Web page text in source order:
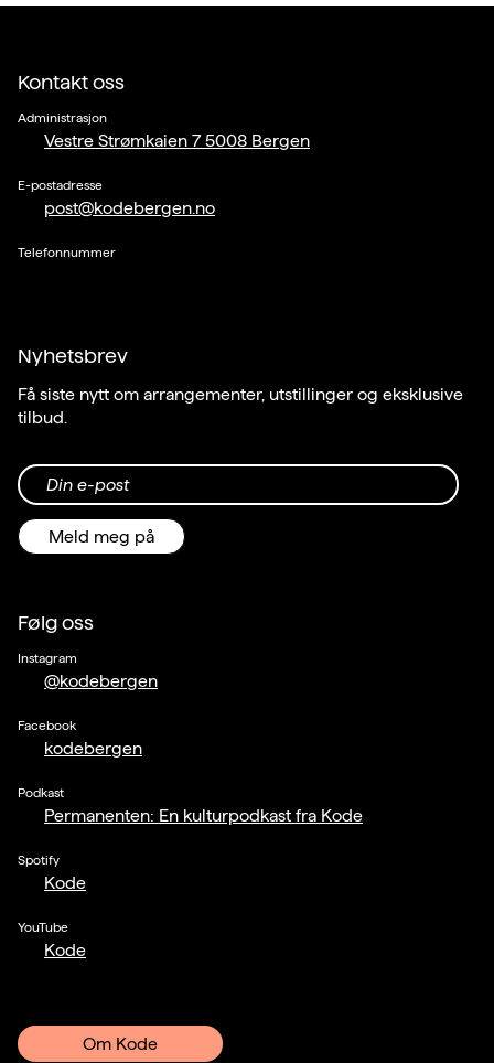
Kontakt oss
Administrasjon
Vestre Strømkaien 7 5008 Bergen
E-postadresse
post@kodebergen.no
Telefonnummer
Nyhetsbrev
Få siste nytt om arrangementer, utstillinger og eksklusive
tilbud.
Din e-post
Meld meg på
Følg oss
Instagram
@kodebergen
Facebook
kodebergen
Podkast
Permanenten: En kulturpodkast fra Kode
Spotify
Kode
YouTube
Kode
Om Kode